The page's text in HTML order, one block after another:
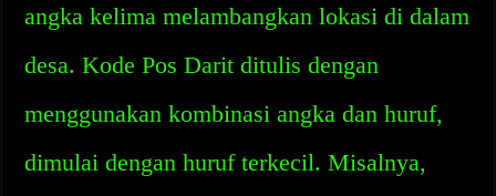
angka kelima melambangkan lokasi di dalam
desa. Kode Pos Darit ditulis dengan
menggunakan kombinasi angka dan huruf,
dimulai dengan huruf terkecil. Misalnya,